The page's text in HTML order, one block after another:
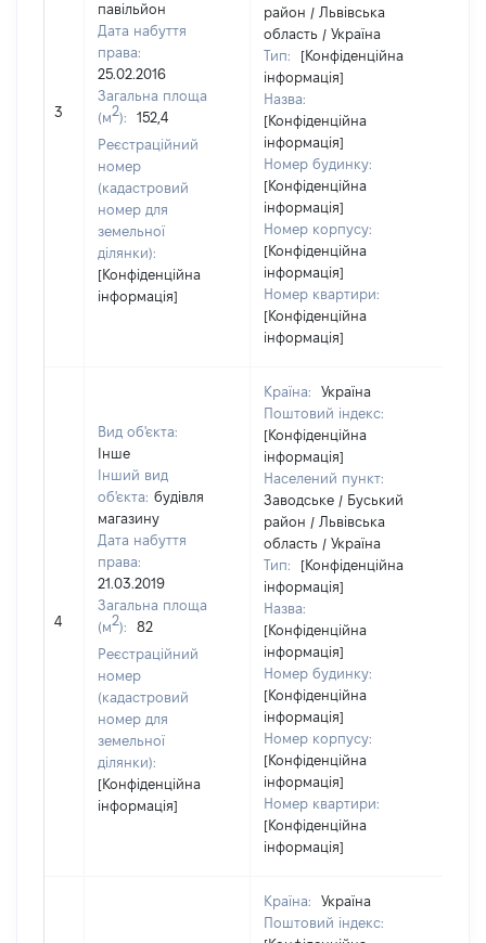
3
павільйон
Дата набуття
права:
25.02.2016
Загальна площа
(м2):
152,4
Реєстраційний
номер
(кадастровий
номер для
земельної
ділянки):
[Конфіденційна
інформація]
район / Львівська
область / Україна
Тип:
[Конфіденційна
інформація]
Назва:
[Конфіденційна
інформація]
Номер будинку:
[Конфіденційна
інформація]
Номер корпусу:
[Конфіденційна
інформація]
Номер квартири:
[Конфіденційна
інформація]
4
Вид об'єкта:
Інше
Інший вид
об'єкта: будівля
магазину
Дата набуття
права:
21.03.2019
Загальна площа
(м2):
82
Реєстраційний
номер
(кадастровий
номер для
земельної
ділянки):
[Конфіденційна
інформація]
Країна:
Україна
Поштовий індекс:
[Конфіденційна
інформація]
Населений пункт:
Заводське / Буський
район / Львівська
область / Україна
Тип:
[Конфіденційна
інформація]
Назва:
[Конфіденційна
інформація]
Номер будинку:
[Конфіденційна
інформація]
Номер корпусу:
[Конфіденційна
інформація]
Номер квартири:
[Конфіденційна
інформація]
Країна:
Україна
Поштовий індекс: